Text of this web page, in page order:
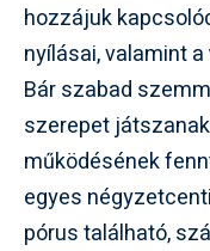
hozzájuk
nyílásai, valamint a
Bár szabad
szerepet
működésének
egyes
pórus található,